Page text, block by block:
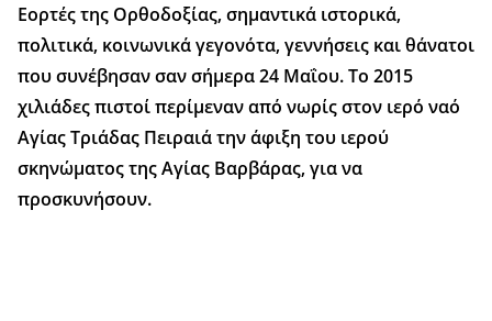
Εορτές της Ορθοδοξίας, σημαντικά ιστορικά,
πολιτικά, κοινωνικά γεγονότα, γεννήσεις και θάνατοι
που συνέβησαν σαν σήμερα 24 Μαΐου. Το 2015
χιλιάδες πιστοί περίμεναν από νωρίς στον ιερό ναό
Αγίας Τριάδας Πειραιά την άφιξη του ιερού
σκηνώματος της Αγίας Βαρβάρας, για να
προσκυνήσουν.